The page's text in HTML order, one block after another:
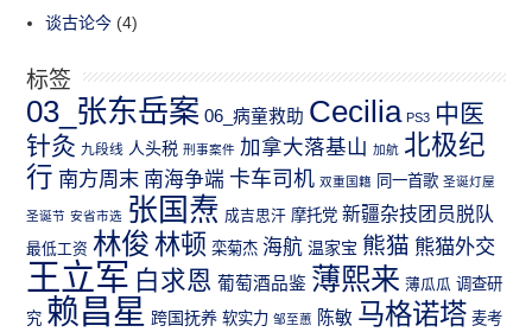
谈古论今 (4)
标签
03_张东岳案 06_病童救助 Cecilia PS3 中医
针灸 九段线 人头税 刑事案件 加拿大落基山 加航 北极纪
行 南方周末 南海争端 卡车司机 双重国籍 同一首歌 圣诞灯屋
圣诞节 安省市选 张国焘 成吉思汗 摩托党 新疆杂技团员脱队
最低工资 林俊 林顿 栾菊杰 海航 温家宝 熊猫 熊猫外交
王立军 白求恩 葡萄酒品鉴 薄熙来 薄瓜瓜 调查研
究 赖昌星 跨国抚养 软实力 邹至蕙 陈敏 马格诺塔 麦考